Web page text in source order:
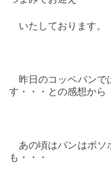
いたしております。
昨日のコッペパンで
す・・・との感想から
あの頃はパンはボソ
も・・・